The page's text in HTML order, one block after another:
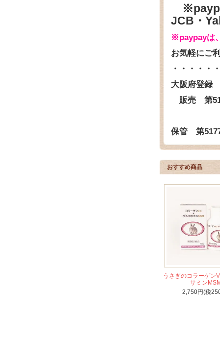
JCB・
※paypayは
お気軽にご
・・・・・
大阪府登録
販売 第
保管 第
おすすめ商品
うさぎのコラーゲン
サミン
2,750円(税